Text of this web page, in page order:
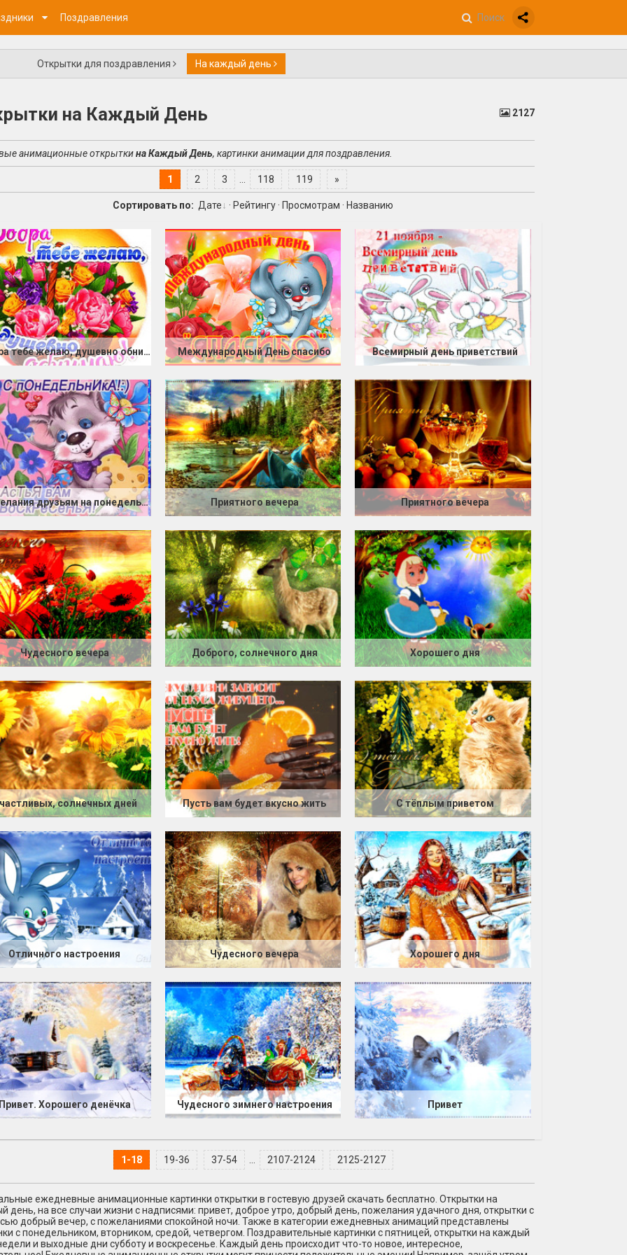
Поздравления
Открытки для поздравления На каждый день
на Каждый День 2127
анимационные открыткина Каждый День, картинки анимации для поздравления.
1 2 3 ... 118 119 »
Сортировать по: Дате · Рейтингу · Просмотрам · Названию
Добра тебе желаю, душевно обнимаю Международный День спасибо Всемирный день приветствий
Пожелания друзьям на понедельник Приятного вечера Приятного вечера
Чудесного вечера Доброго, солнечного дня Хорошего дня
солнечных дней Пусть вам будет вкусно жить С тёплым приветом
Отличного настроения Чудесного вечера Хорошего дня
Хорошего денёчка Чудесного зимнего настроения Привет
1-18 19-36 37-54 ... 2107-2124 2125-2127
ежeдневные анимационные картинки открытки в гостевую друзей скачать бесплатно. Открытки на
день, на все случаи жизни с надписями: привет, доброе утро, добрый день, пожелания удачного дня, открытки с
добрый вечер, с пожеланиями спокойной ночи. Также в категории ежедневных анимаций представлены
с понедельником, вторником, средой, четвергом. Поздравительные картинки с пятницей, открытки на каждый
и выходные дни субботу и воскресенье. Каждый день происходит что-то новое, интересное,